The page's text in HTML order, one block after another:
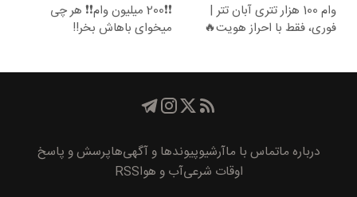
وام 100 هزار تتری آبان تتر |
فوری، فقط با احراز هویت🔥
❗❗200 میلیون وام❗❗ هر چی
میخوای باهاش بخر!!
درباره ماتماس با ماآرشیوپیوند‌ها و آگهی‌هاپرسش و پاسخ
اوقات شرعیآب و هواRSS